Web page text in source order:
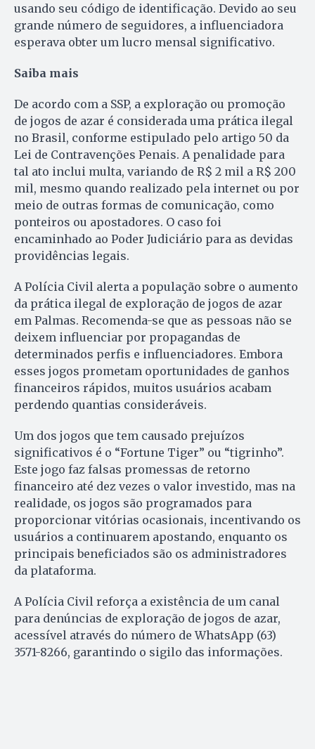
usando seu código de identificação. Devido ao seu
grande número de seguidores, a influenciadora
esperava obter um lucro mensal significativo.
Saiba mais
De acordo com a SSP, a exploração ou promoção
de jogos de azar é considerada uma prática ilegal
no Brasil, conforme estipulado pelo artigo 50 da
Lei de Contravenções Penais. A penalidade para
tal ato inclui multa, variando de R$ 2 mil a R$ 200
mil, mesmo quando realizado pela internet ou por
meio de outras formas de comunicação, como
ponteiros ou apostadores. O caso foi
encaminhado ao Poder Judiciário para as devidas
providências legais.
A Polícia Civil alerta a população sobre o aumento
da prática ilegal de exploração de jogos de azar
em Palmas. Recomenda-se que as pessoas não se
deixem influenciar por propagandas de
determinados perfis e influenciadores. Embora
esses jogos prometam oportunidades de ganhos
financeiros rápidos, muitos usuários acabam
perdendo quantias consideráveis.
Um dos jogos que tem causado prejuízos
significativos é o “Fortune Tiger” ou “tigrinho”.
Este jogo faz falsas promessas de retorno
financeiro até dez vezes o valor investido, mas na
realidade, os jogos são programados para
proporcionar vitórias ocasionais, incentivando os
usuários a continuarem apostando, enquanto os
principais beneficiados são os administradores
da plataforma.
A Polícia Civil reforça a existência de um canal
para denúncias de exploração de jogos de azar,
acessível através do número de WhatsApp (63)
3571-8266, garantindo o sigilo das informações.